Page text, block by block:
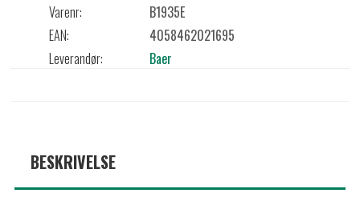
Varenr:
B1935E
EAN:
4058462021695
Leverandør:
Baer
BESKRIVELSE